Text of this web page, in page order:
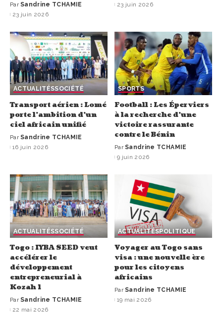
Par Sandrine TCHAMIE
23 juin 2026
23 juin 2026
ACTUALITÉSSOCIÉTÉ
Transport aérien : Lomé
porte l’ambition d’un
ciel africain unifié
Par Sandrine TCHAMIE
16 juin 2026
SPORTS
Football : Les Éperviers
à la recherche d’une
victoire rassurante
contre le Bénin
Par Sandrine TCHAMIE
9 juin 2026
ACTUALITÉSSOCIÉTÉ
Togo : IYBA SEED veut
accélérer le
développement
entrepreneurial à
Kozah 1
Par Sandrine TCHAMIE
22 mai 2026
ACTUALITÉSPOLITIQUE
Voyager au Togo sans
visa : une nouvelle ère
pour les citoyens
africains
Par Sandrine TCHAMIE
19 mai 2026